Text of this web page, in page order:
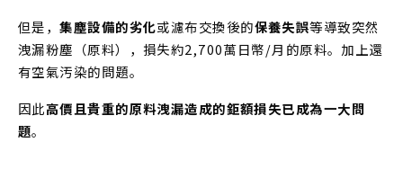
但是，集塵設備的劣化或濾布交換後的保養失誤等導致突然
洩漏粉塵（原料），損失約2,700萬日幣/月的原料。加上還
有空氣汚染的問題。
因此高價且貴重的原料洩漏造成的鉅額損失已成為一大問
題。